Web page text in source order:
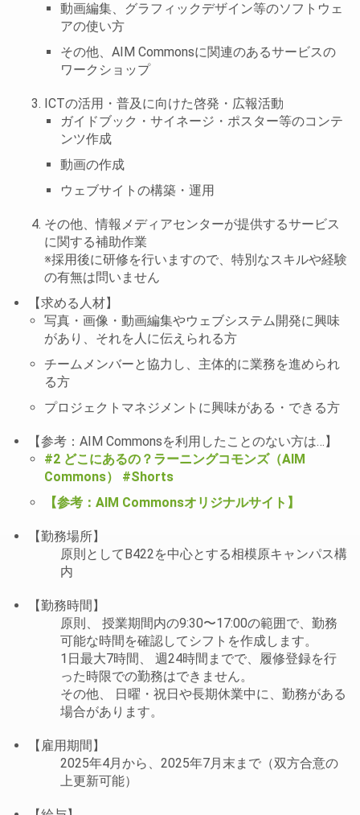
動画編集、グラフィックデザイン等のソフトウェ
アの使い方
その他、AIM Commonsに関連のあるサービスの
ワークショップ
ICTの活用・普及に向けた啓発・広報活動
ガイドブック・サイネージ・ポスター等のコンテ
ンツ作成
動画の作成
ウェブサイトの構築・運用
その他、情報メディアセンターが提供するサービス
に関する補助作業
※採用後に研修を行いますので、特別なスキルや経験
の有無は問いません
【求める人材】
写真・画像・動画編集やウェブシステム開発に興味
があり、それを人に伝えられる方
チームメンバーと協力し、主体的に業務を進められ
る方
プロジェクトマネジメントに興味がある・できる方
【参考：AIM Commonsを利用したことのない方は…】
#2 どこにあるの？ラーニングコモンズ（AIM
Commons） #Shorts
【参考：AIM Commonsオリジナルサイト】
【勤務場所】
原則としてB422を中心とする相模原キャンパス構
内
【勤務時間】
原則、 授業期間内の9:30〜17:00の範囲で、勤務
可能な時間を確認してシフトを作成します。
1日最大7時間、 週24時間までで、履修登録を行
った時限での勤務はできません。
その他、 日曜・祝日や長期休業中に、勤務がある
場合があります。
【雇用期間】
2025年4月から、2025年7月末まで（双方合意の
上更新可能）